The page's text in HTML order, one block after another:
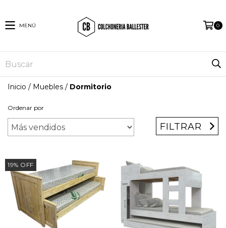
MENÚ 0
Inicio / Muebles / Dormitorio
Ordenar por
FILTRAR
19% OFF